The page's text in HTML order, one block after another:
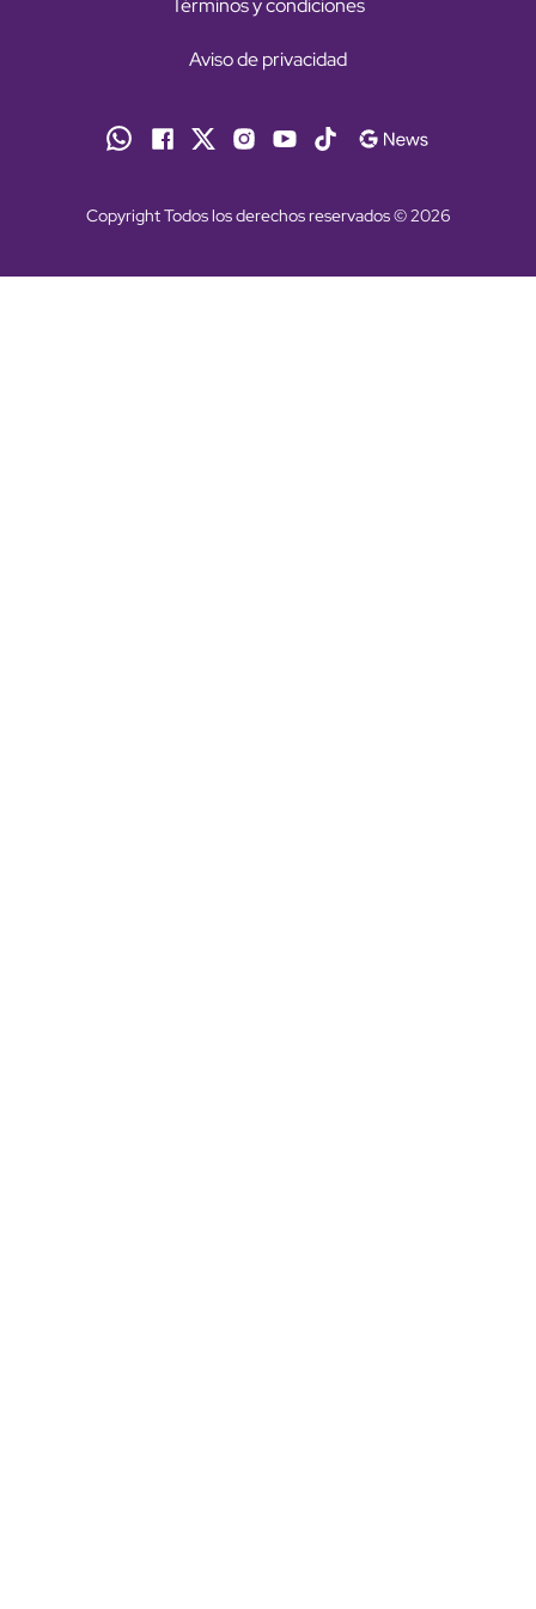
Términos y condiciones
Aviso de privacidad
Copyright Todos los derechos reservados © 2026